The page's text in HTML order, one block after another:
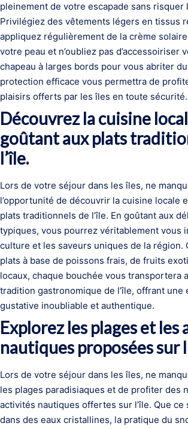
pleinement de votre escapade sans risquer
Privilégiez des vêtements légers en tissus
appliquez régulièrement de la crème
votre peau et n’oubliez pas d’accessoiriser
chapeau à larges bords pour vous abriter
protection efficace vous permettra de
plaisirs offerts par les îles en toute sécurité.
Découvrez la cuisine
goûtant aux plats
l’île.
Lors de votre séjour dans les îles, ne
l’opportunité de découvrir la cuisine locale
plats traditionnels de l’île. En goûtant aux
typiques, vous pourrez véritablement vous
culture et les saveurs uniques de la région.
plats à base de poissons frais, de fruits
locaux, chaque bouchée vous transportera
tradition gastronomique de l’île, offrant une
gustative inoubliable et authentique.
Explorez les plages et
nautiques proposées sur
Lors de votre séjour dans les îles, ne
les plages paradisiaques et de profiter des
activités nautiques offertes sur l’île. Que ce
dans des eaux cristallines, la pratique du